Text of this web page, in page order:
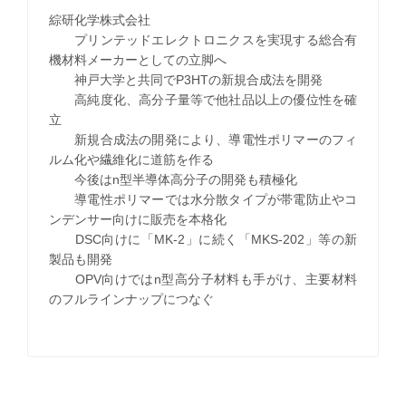
綜研化学株式会社
プリンテッドエレクトロニクスを実現する総合有
機材料メーカーとしての立脚へ
神戸大学と共同でP3HTの新規合成法を開発
高純度化、高分子量等で他社品以上の優位性を確
立
新規合成法の開発により、導電性ポリマーのフィ
ルム化や繊維化に道筋を作る
今後はn型半導体高分子の開発も積極化
導電性ポリマーでは水分散タイプが帯電防止やコ
ンデンサー向けに販売を本格化
DSC向けに「MK-2」に続く「MKS-202」等の新
製品も開発
OPV向けではn型高分子材料も手がけ、主要材料
のフルラインナップにつなぐ